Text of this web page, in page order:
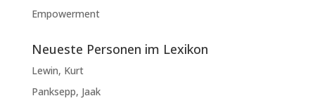
Empowerment
Neueste Personen im Lexikon
Lewin, Kurt
Panksepp, Jaak